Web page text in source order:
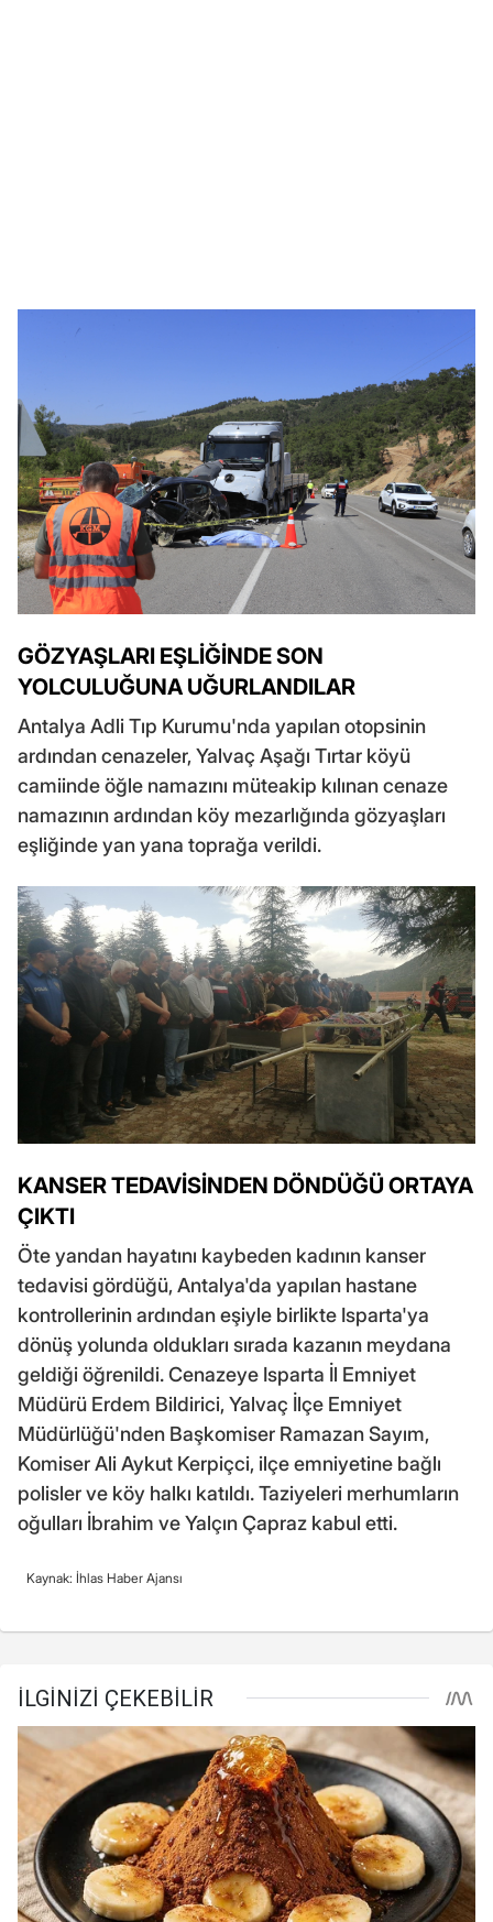
GÖZYAŞLARI EŞLİĞİNDE SON
YOLCULUĞUNA UĞURLANDILAR
Antalya Adli Tıp Kurumu'nda yapılan otopsinin
ardından cenazeler, Yalvaç Aşağı Tırtar köyü
camiinde öğle namazını müteakip kılınan cenaze
namazının ardından köy mezarlığında gözyaşları
eşliğinde yan yana toprağa verildi.
KANSER TEDAVİSİNDEN DÖNDÜĞÜ ORTAYA
ÇIKTI
Öte yandan hayatını kaybeden kadının kanser
tedavisi gördüğü, Antalya'da yapılan hastane
kontrollerinin ardından eşiyle birlikte Isparta'ya
dönüş yolunda oldukları sırada kazanın meydana
geldiği öğrenildi. Cenazeye Isparta İl Emniyet
Müdürü Erdem Bildirici, Yalvaç İlçe Emniyet
Müdürlüğü'nden Başkomiser Ramazan Sayım,
Komiser Ali Aykut Kerpiçci, ilçe emniyetine bağlı
polisler ve köy halkı katıldı. Taziyeleri merhumların
oğulları İbrahim ve Yalçın Çapraz kabul etti.
Kaynak: İhlas Haber Ajansı